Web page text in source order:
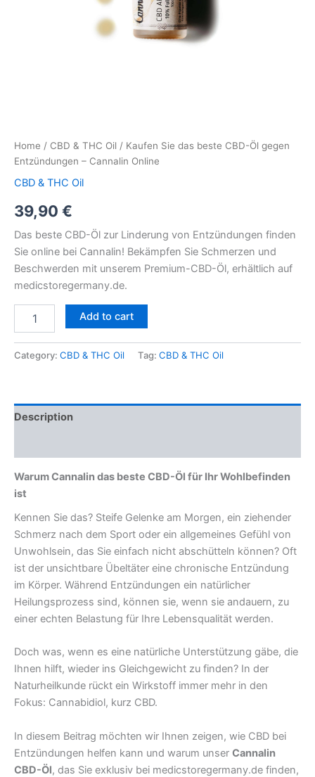
Home / CBD & THC Oil / Kaufen Sie das beste CBD-Öl gegen
Entzündungen – Cannalin Online
CBD & THC Oil
39,90 €
Das beste CBD-Öl zur Linderung von Entzündungen finden
Sie online bei Cannalin! Bekämpfen Sie Schmerzen und
Beschwerden mit unserem Premium-CBD-Öl, erhältlich auf
medicstoregermany.de.
Add to cart
Category: CBD & THC Oil Tag: CBD & THC Oil
Description
Warum Cannalin das beste CBD-Öl für Ihr Wohlbefinden
ist
Kennen Sie das? Steife Gelenke am Morgen, ein ziehender
Schmerz nach dem Sport oder ein allgemeines Gefühl von
Unwohlsein, das Sie einfach nicht abschütteln können? Oft
ist der unsichtbare Übeltäter eine chronische Entzündung
im Körper. Während Entzündungen ein natürlicher
Heilungsprozess sind, können sie, wenn sie andauern, zu
einer echten Belastung für Ihre Lebensqualität werden.
Doch was, wenn es eine natürliche Unterstützung gäbe, die
Ihnen hilft, wieder ins Gleichgewicht zu finden? In der
Naturheilkunde rückt ein Wirkstoff immer mehr in den
Fokus: Cannabidiol, kurz CBD.
In diesem Beitrag möchten wir Ihnen zeigen, wie CBD bei
Entzündungen helfen kann und warum unser Cannalin
CBD-Öl, das Sie exklusiv bei medicstoregermany.de finden,